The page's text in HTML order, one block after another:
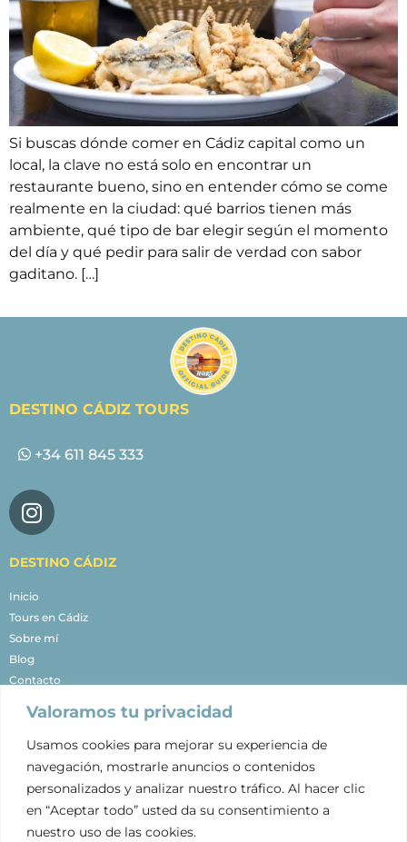
Valoramos tu privacidad
Usamos cookies para mejorar su experiencia de
navegación, mostrarle anuncios o contenidos
personalizados y analizar nuestro tráfico. Al hacer clic
en “Aceptar todo” usted da su consentimiento a
nuestro uso de las cookies.
Si buscas dónde comer en Cádiz capital como un
local, la clave no está solo en encontrar un
restaurante bueno, sino en entender cómo se come
realmente en la ciudad: qué barrios tienen más
ambiente, qué tipo de bar elegir según el momento
del día y qué pedir para salir de verdad con sabor
gaditano. […]
DESTINO CÁDIZ TOURS
+34 611 845 333
DESTINO CÁDIZ
Inicio
Tours en Cádiz
Sobre mí
Blog
Contacto
NUESTROS TOURS
Free Tour Cádiz
Free Tour Cádiz con Puesta de Sol
Tour La Habana Española
Visita Cádiz Fenicia y Romana